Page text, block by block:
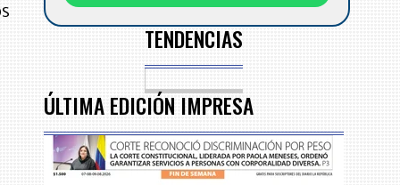
TENDENCIAS
ÚLTIMA EDICIÓN IMPRESA